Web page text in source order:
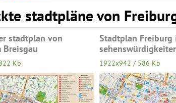
stadtpläne von
stadtplan von
Breisgau
Kb
Stadtplan
1922x942 / 586 Kb